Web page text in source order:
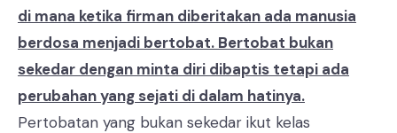
di mana ketika firman diberitakan ada manusia
berdosa menjadi bertobat. Bertobat bukan
sekedar dengan minta diri dibaptis tetapi ada
perubahan yang sejati di dalam hatinya.
Pertobatan yang bukan sekedar ikut kelas